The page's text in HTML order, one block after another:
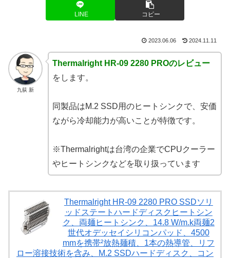
LINE コピー
2023.06.06 2024.11.11
九荻 新
Thermalright HR-09 2280 PROのレビュー
をします。
同製品はM.2 SSD用のヒートシンクで、安価
ながら冷却能力が高いことが特徴です。
※Thermalrightは台湾の企業でCPUクーラー
やヒートシンクなどを取り扱っています
Thermalright HR-09 2280 PRO SSDソリ
ッドステートハードディスクヒートシン
ク、両麺ヒートシンク、14.8 W/m.k両麺2
世代オデッセイシリコンパッド、4500
mmを携帯²放熱麺積、1本の熱導管、リフ
ロー溶接技術を含み、M.2 SSDハードディスク、コン